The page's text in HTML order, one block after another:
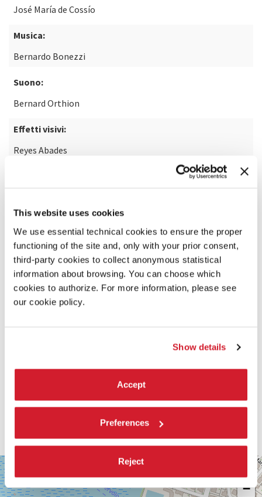
This website uses cookies
We use essential technical cookies to ensure the proper
functioning of the site and, only with your prior consent,
third-party cookies to collect anonymous statistical
information about browsing. You can choose which
cookies to authorize. For more information, please see
our cookie policy.
Show details
Accept
Preferences
Reject
José María de Cossío
Musica:
Bernardo Bonezzi
Suono:
Bernard Orthion
Effetti visivi:
Reyes Abades
SCOPRI DI PIÙ SUL FILM
SALA
CORINTO
Via
−